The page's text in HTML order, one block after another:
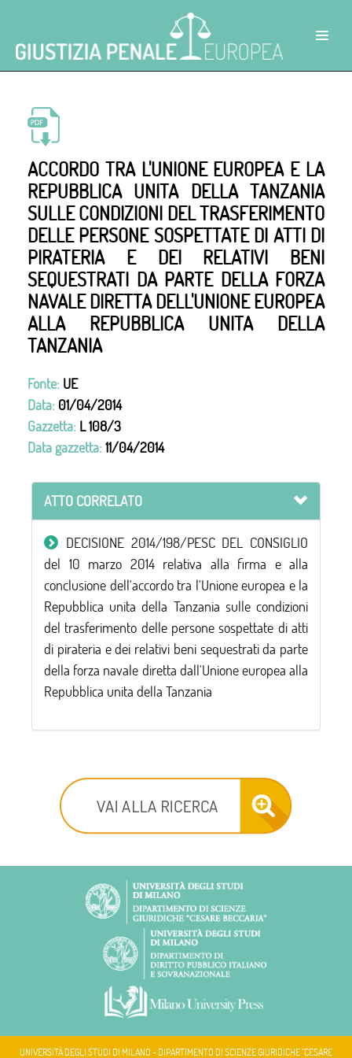
ACCORDO TRA L'UNIONE EUROPEA E LA
REPUBBLICA UNITA DELLA TANZANIA
SULLE CONDIZIONI DEL TRASFERIMENTO
DELLE PERSONE SOSPETTATE DI ATTI DI
PIRATERIA E DEI RELATIVI BENI
SEQUESTRATI DA PARTE DELLA FORZA
NAVALE DIRETTA DELL'UNIONE EUROPEA
ALLA REPUBBLICA UNITA DELLA
TANZANIA
Fonte: UE
Data: 01/04/2014
Gazzetta: L 108/3
Data gazzetta:11/04/2014
ATTO CORRELATO
DECISIONE 2014/198/PESC DEL CONSIGLIO
del 10 marzo 2014 relativa alla firma e alla
conclusione dell'accordo tra l'Unione europea e la
Repubblica unita della Tanzania sulle condizioni
del trasferimento delle persone sospettate di atti
di pirateria e dei relativi beni sequestrati da parte
della forza navale diretta dall'Unione europea alla
Repubblica unita della Tanzania
UNIVERSITÀ DEGLI STUDI DI MILANO - DIPARTIMENTO DI SCIENZE GIURIDICHE "CESARE